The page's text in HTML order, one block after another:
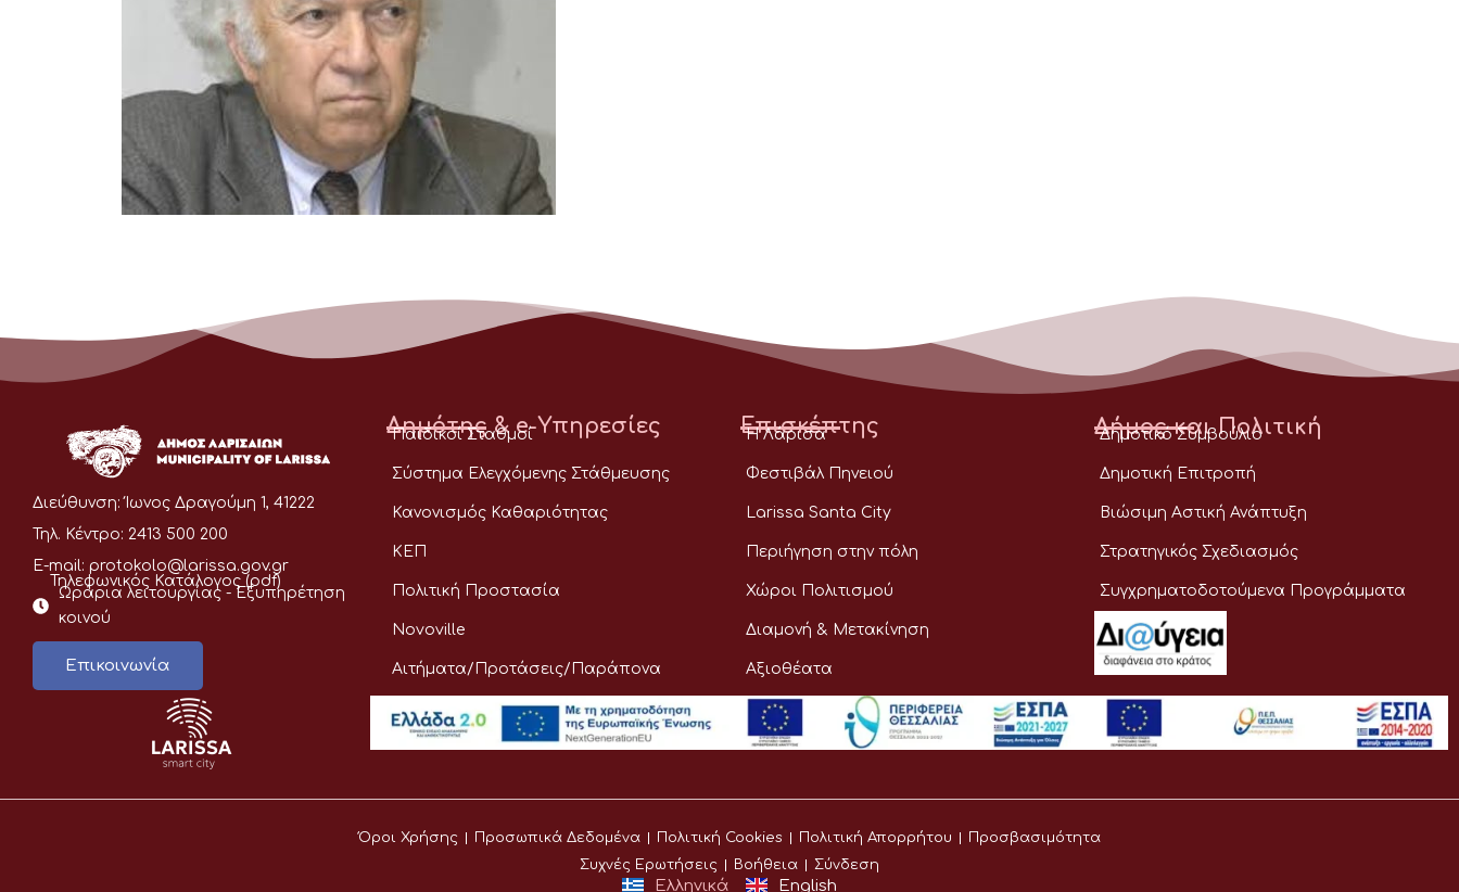
Διεύθυνση: Ίωνος Δραγούμη 1, 41222
Τηλ. Κέντρο: 2413 500 200
E-mail: protokolo@larissa.gov.gr
Τηλεφωνικός Κατάλογος (pdf)
Ωράρια λειτουργίας - Eξυπηρέτηση
κοινού
Επικοινωνία
Δημότης & e-Υπηρεσίες
Παιδικοί Σταθμοί
Σύστημα Ελεγχόμενης Στάθμευσης
Κανονισμός Καθαριότητας
ΚΕΠ
Πολιτική Προστασία
Novoville
Αιτήματα/Προτάσεις/Παράπονα
Επισκέπτης
Η Λάρισα
Φεστιβάλ Πηνειού
Larissa Santa City
Περιήγηση στην πόλη
Χώροι Πολιτισμού
Διαμονή & Μετακίνηση
Αξιοθέατα
Δήμος και Πολιτική
Δημοτικό Συμβούλιο
Δημοτική Επιτροπή
Βιώσιμη Αστική Ανάπτυξη
Στρατηγικός Σχεδιασμός
Συγχρηματοδοτούμενα Προγράμματα
Όροι Χρήσης Προσωπικά Δεδομένα Πολιτική Cookies Πολιτική Απορρήτου
Προσβασιμότητα
Συχνές Ερωτήσεις
Βοήθεια Σύνδεση
Ελληνικά English